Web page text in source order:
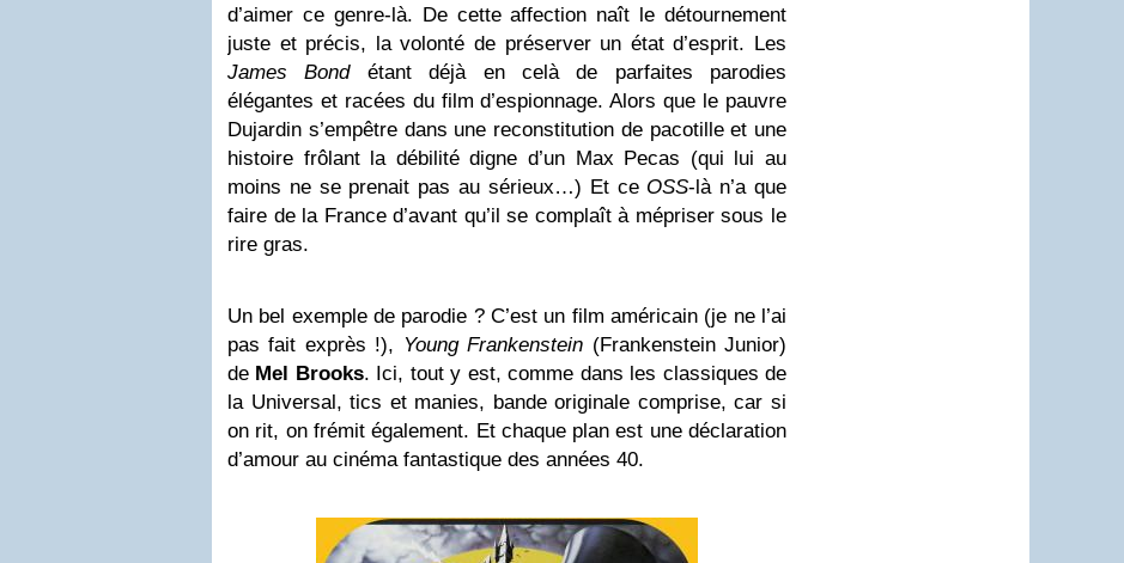
d’aimer ce genre-là. De cette affection naît le détournement
juste et précis, la volonté de préserver un état d’esprit. Les
James Bondétant déjà en celà de parfaites parodies
élégantes et racées du film d’espionnage. Alors que le pauvre
Dujardin s’empêtre dans une reconstitution de pacotille et une
histoire frôlant la débilité digne d’un Max Pecas (qui lui au
moins ne se prenait pas au sérieux…) Et ce OSS-là n’a que
faire de la France d’avant qu’il se complaît à mépriser sous le
rire gras.
Un bel exemple de parodie ? C’est un film américain (je ne l’ai
pas fait exprès !), Young Frankenstein (Frankenstein Junior)
de Mel Brooks. Ici, tout y est, comme dans les classiques de
la Universal, tics et manies, bande originale comprise, car si
on rit, on frémit également. Et chaque plan est une déclaration
d’amour au cinéma fantastique des années 40.